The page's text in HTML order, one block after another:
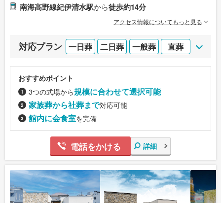
南海高野線紀伊清水駅から徒歩約14分
アクセス情報についてもっと見る
対応プラン 一日葬 二日葬 一般葬 直葬
おすすめポイント
3つの式場から規模に合わせて選択可能
家族葬から社葬まで対応可能
館内に会食室を完備
電話をかける 詳細